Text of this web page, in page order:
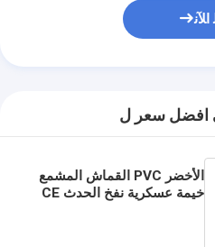
ﺍﻶﻧ
افضل سعر ل
الأخضر PVC القماش المشمع
خيمة عسكرية نفخ الحدث CE